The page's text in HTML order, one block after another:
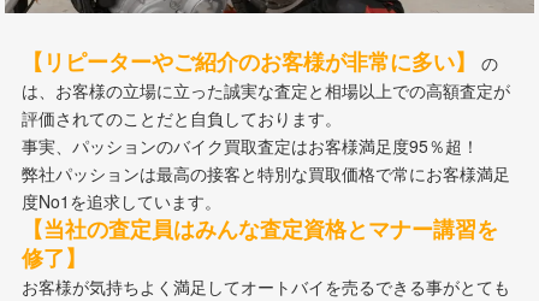
【リピーターやご紹介のお客様が非常に多い】
は、お客様の立場に立った誠実な査定と相場以上での高額査定が
評価されてのことだと自負しております。
事実、パッションのバイク買取査定はお客様満足度95％超！
弊社パッションは最高の接客と特別な買取価格で常にお客様満足
度No1を追求しています。
【当社の査定員はみんな査定資格とマナー講習を
修了】
お客様が気持ちよく満足してオートバイを売るできる事がとても